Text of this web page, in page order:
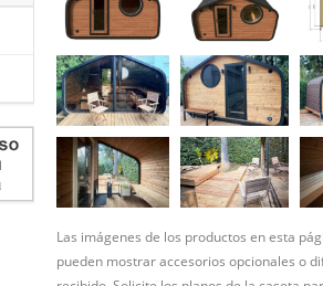
Las imágenes de los productos en esta
pueden mostrar accesorios opcionales o